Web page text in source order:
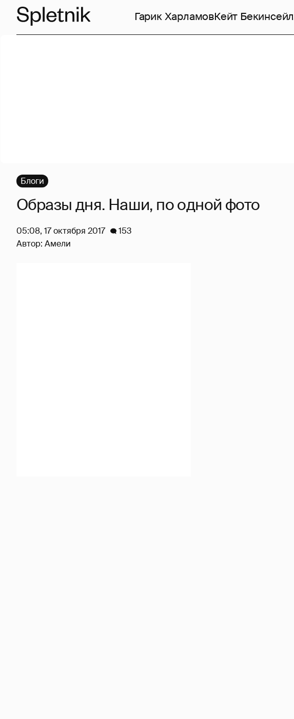
Гарик ХарламовКейт Бекинсейл
Блоги
Образы дня. Наши, по одной фото
05:08, 17 октября 2017
153
Автор: Амели